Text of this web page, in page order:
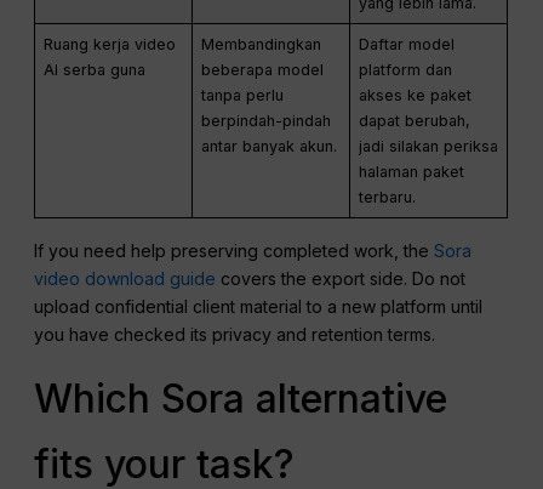
Ruang kerja video
AI serba guna
Membandingkan
beberapa model
tanpa perlu
berpindah-pindah
antar banyak akun.
Daftar model
platform dan
akses ke paket
dapat berubah,
jadi silakan periksa
halaman paket
terbaru.
If you need help preserving completed work, theSora
video download guide covers the export side. Do not
upload confidential client material to a new platform until
you have checked its privacy and retention terms.
Which Sora alternative
fits your task?